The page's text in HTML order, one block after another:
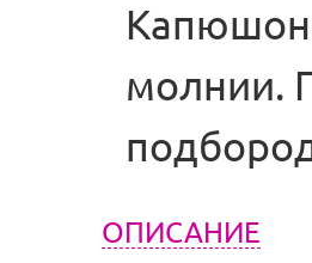
Капюшон
молнии.
ОПИСАНИЕ